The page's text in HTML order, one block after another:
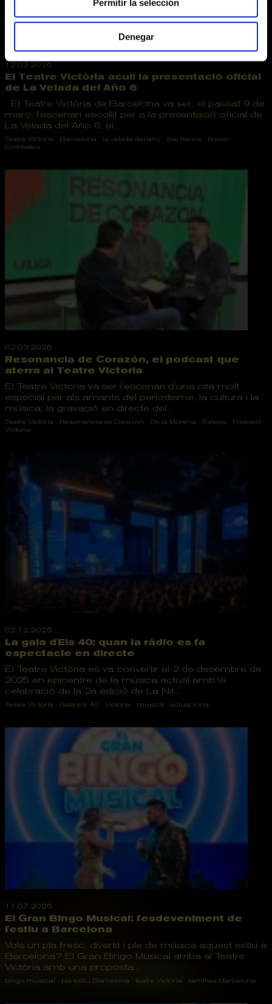
Permitir la selección
Denegar
12.03.2026
El Teatre Victòria acull la presentació oficial
de La Velada del Año 6
El Teatre Victòria de Barcelona va ser, el passat 9 de
març, l’escenari escollit per a la presentació oficial de
La Velada del Año 6, el...
Teatre Victòria Barcelona la velada del año ibai llanos
boxeo
combates
02.03.2026
Resonancia de Corazón, el podcast que
aterra al Teatre Victoria
El Teatre Victoria va ser l’escenari d’una cita molt
especial per als amants del periodisme, la cultura i la
música: la gravació en directe del...
Teatre Victòria Resonancia de Corazón De la Morena Estopa
Podcast
Victoria
02.12.2025
La gala d'Els 40: quan la ràdio es fa
espectacle en directe
El Teatre Victòria es va convertir el 2 de desembre de
2025 en epicentre de la música actual amb la
celebració de la 2a edició de La Nit...
Teatre Victòria Gala els 40 Victoria musica actuacions
11.07.2025
El Gran Bingo Musical: l'esdeveniment de
l'estiu a Barcelona
Vols un pla fresc, divertit i ple de música aquest estiu a
Barcelona? El Gran Bingo Musical arriba al Teatre
Victòria amb una proposta...
bingo musical pla estiu Barcelona teatre Victoria famílies Barcelona